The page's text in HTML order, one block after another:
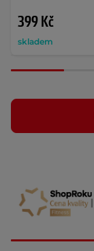
399 Kč
skladem